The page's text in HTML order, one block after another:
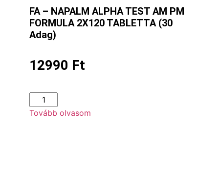
FA – NAPALM ALPHA TEST AM PM
FORMULA 2X120 TABLETTA (30
Adag)
12990 Ft
Tovább olvasom